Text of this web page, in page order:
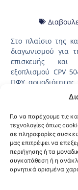
Για να παρέχουμε τις
τεχνολογίες όπως
σε πληροφορίες
μας επιτρέψει να
περιήγησης ή τα
συγκατάθεση ή η
αρνητικά ορισμένα
Στο πλαίσιο της
διαγωνισμού για
επισκευής και
εξοπλισμού CPV
ΠΦΥ
διαρκέσει από τις
ιστοσελίδα του
κωδικό
παρακάτω
των τεχνικών